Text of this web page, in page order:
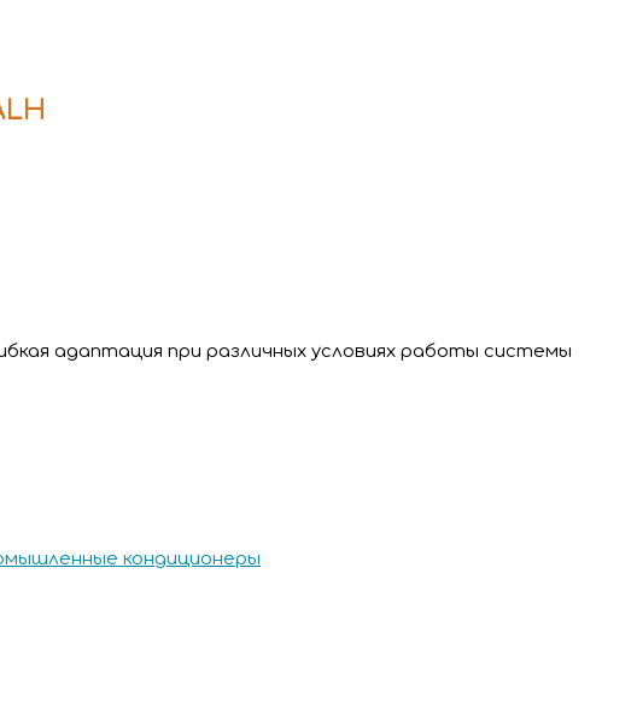
адаптация при различных условиях работы системы
кондиционеры